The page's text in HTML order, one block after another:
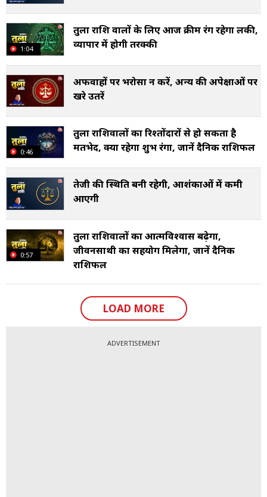
1:04
तुला राशि वालों के लिए आज क्रीम रंग रहेगा लकी,
व्यापार में होगी तरक्की
अफवाहों पर भरोसा न करें, अन्य की अपेक्षाओं पर
खरे उतरें
0:46
तुला राशिवालों का रिश्तोंदारों से हो सकता है
मतभेद, क्या रहेगा शुभ रंगा, जानें दैनिक राशिफल
तेजी की स्थिति बनी रहेगी, आशंकाओं में कमी
आएगी
0:57
तुला राशिवालों का आत्मविश्वास बढ़ेगा,
जीवनसाथी का सहयोग मिलेगा, जानें दैनिक
राशिफल
LOAD MORE
ADVERTISEMENT